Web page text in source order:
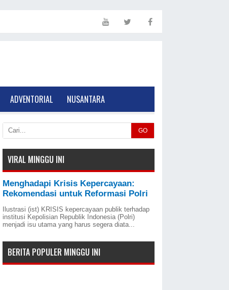
ADVENTORIAL NUSANTARA
GO
VIRAL MINGGU INI
Menghadapi Krisis Kepercayaan:
Rekomendasi untuk Reformasi Polri
Ilustrasi (ist) KRISIS kepercayaan publik terhadap
institusi Kepolisian Republik Indonesia (Polri)
menjadi isu utama yang harus segera diata...
BERITA POPULER MINGGU INI